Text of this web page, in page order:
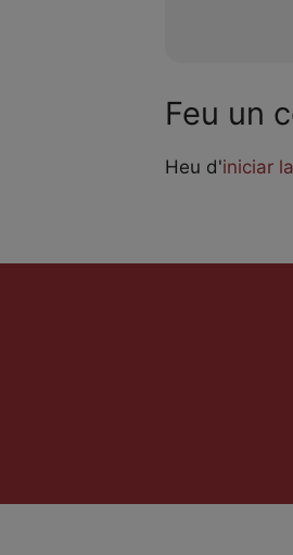
Feu un
Heu d'iniciar